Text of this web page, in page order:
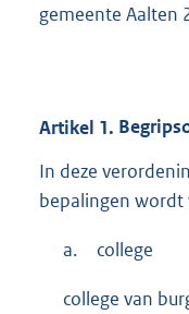
gemeente Aalten
Artikel 1.
In deze
bepalingen wordt
a. college
college van